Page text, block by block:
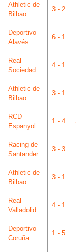
Athletic de
Bilbao
3 - 2
Deportivo
Alavés
6 - 1
Real
Sociedad
4 - 1
Athletic de
Bilbao
3 - 1
RCD
Espanyol
1 - 4
Racing de
Santander
3 - 3
Athletic de
Bilbao
3 - 1
Real
Valladolid
4 - 1
Deportivo
Coruña
1 - 5